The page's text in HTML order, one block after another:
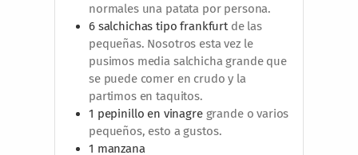
normales una patata por persona.
6 salchichas tipo frankfurt de las
pequeñas. Nosotros esta vez le
pusimos media salchicha grande que
se puede comer en crudo y la
partimos en taquitos.
1 pepinillo en vinagre grande o varios
pequeños, esto a gustos.
1 manzana